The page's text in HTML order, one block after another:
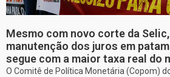
Mesmo com novo corte da
manutenção dos juros em
segue com a maior taxa real do
O Comitê de Política Monetária (Copom)